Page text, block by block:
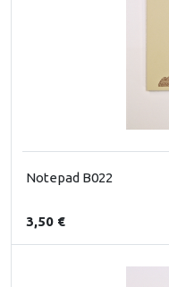
Notepad B022
3,50 €